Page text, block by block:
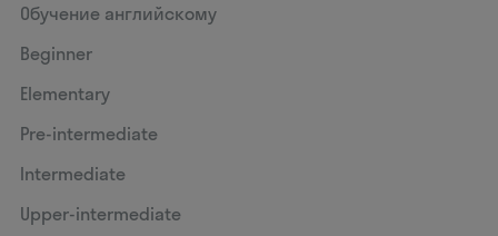
Обучение английскому
Beginner
Elementary
Pre-intermediate
Intermediate
Upper-intermediate